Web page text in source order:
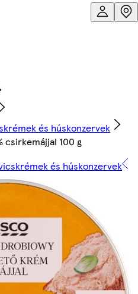
és húskonzervek
csirkemájjal 100 g
és húskonzervek